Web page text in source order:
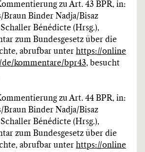
zu Art. 43 BPR, in:
Braun Binder Nadja/Bisaz
Bénédicte (Hrsg.),
zum Bundesgesetz über die
abrufbar unter https://online
kommentare/bpr43, besucht
zu Art. 44 BPR, in:
Braun Binder Nadja/Bisaz
Bénédicte (Hrsg.),
zum Bundesgesetz über die
abrufbar unter https://online